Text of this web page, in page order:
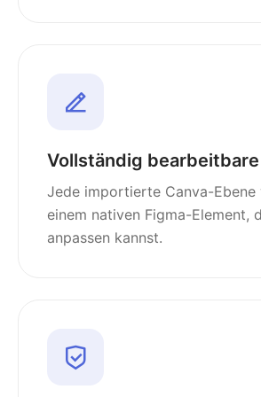
Vollständig
Jede importierte Canva-Ebene
einem nativen Figma-Element,
anpassen kannst.